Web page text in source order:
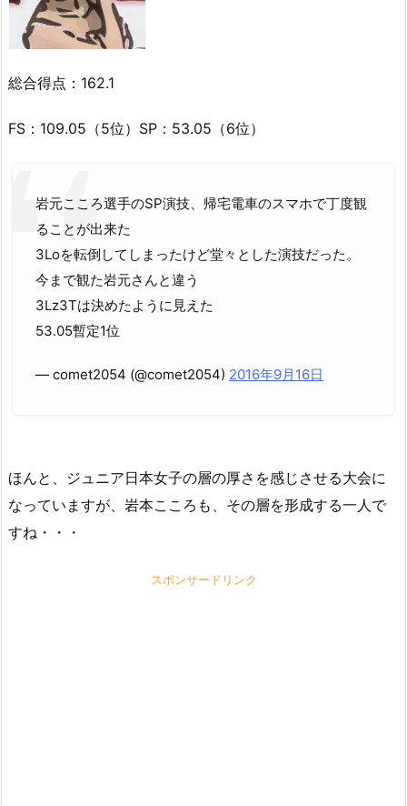
総合得点：162.1
FS：109.05（5位）SP：53.05（6位）
岩元こころ選手のSP演技、帰宅電車のスマホで丁度観
ることが出来た
3Loを転倒してしまったけど堂々とした演技だった。
今まで観た岩元さんと違う
3Lz3Tは決めたように見えた
53.05暫定1位
— comet2054 (@comet2054) 2016年9月16日
ほんと、ジュニア日本女子の層の厚さを感じさせる大会に
なっていますが、岩本こころも、その層を形成する一人で
すね・・・
スポンサードリンク